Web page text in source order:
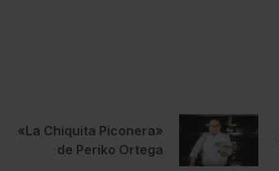
«La Chiquita Piconera»
de Periko Ortega